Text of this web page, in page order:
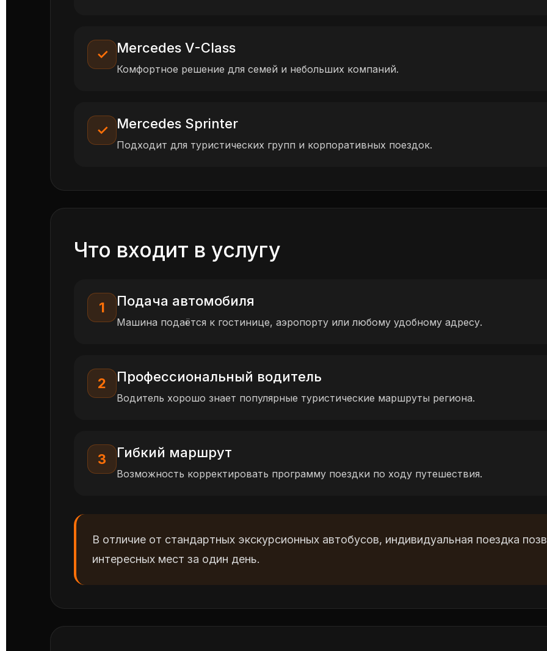
✓ Mercedes V-Class
Комфортное решение для семей и небольших компаний.
✓ Mercedes Sprinter
Подходит для туристических групп и корпоративных поездок.
Что входит в услугу
1 Подача автомобиля
Машина подаётся к гостинице, аэропорту или любому удобному адресу.
2 Профессиональный водитель
Водитель хорошо знает популярные туристические маршруты региона.
3 Гибкий маршрут
Возможность корректировать программу поездки по ходу путешествия.
В отличие от стандартных экскурсионных автобусов, индивидуальная поездка
интересных мест за один день.